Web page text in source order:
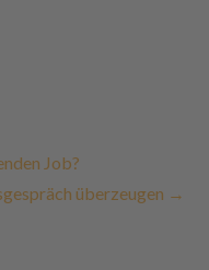
Job?
überzeugen →